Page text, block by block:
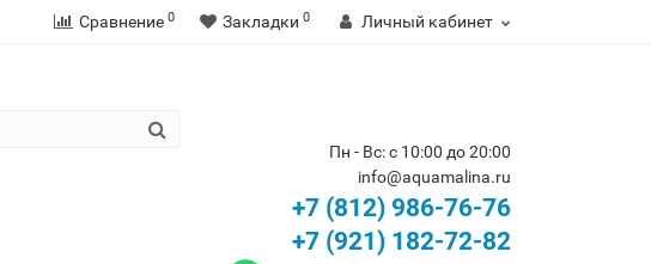
Сравнение 0 Закладки 0 Личный кабинет
Пн - Вс: с 10:00 до 20:00
info@aquamalina.ru
+7 (812) 986-76-76
+7 (921) 182-72-82